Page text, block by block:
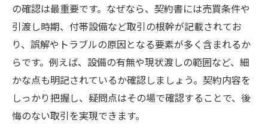
の確認は最重要です。なぜなら、契約書には売買条件や
引渡し時期、付帯設備など取引の根幹が記載されてお
り、誤解やトラブルの原因となる要素が多く含まれるか
らです。例えば、設備の有無や現状渡しの範囲など、細
かな点も明記されているか確認しましょう。契約内容を
しっかり把握し、疑問点はその場で確認することで、後
悔のない取引を実現できます。